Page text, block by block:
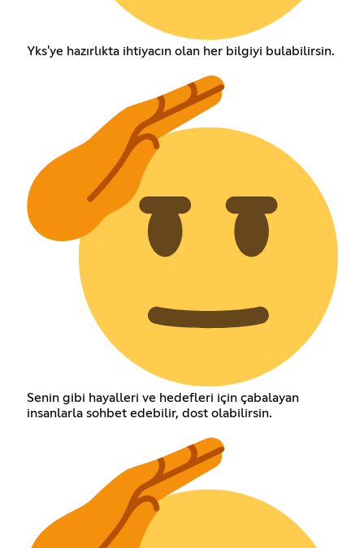
Yks'ye hazırlıkta ihtiyacın olan her bilgiyi bulabilirsin.
Senin gibi hayalleri ve hedefleri için çabalayan
insanlarla sohbet edebilir, dost olabilirsin.